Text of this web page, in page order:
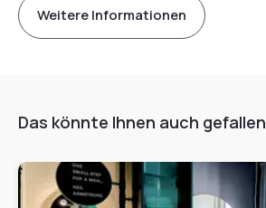
Weitere Informationen
Das könnte Ihnen auch gefallen